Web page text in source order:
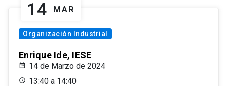
14 MAR
Organización Industrial
Enrique Ide, IESE
14 de Marzo de 2024
13:40 a 14:40